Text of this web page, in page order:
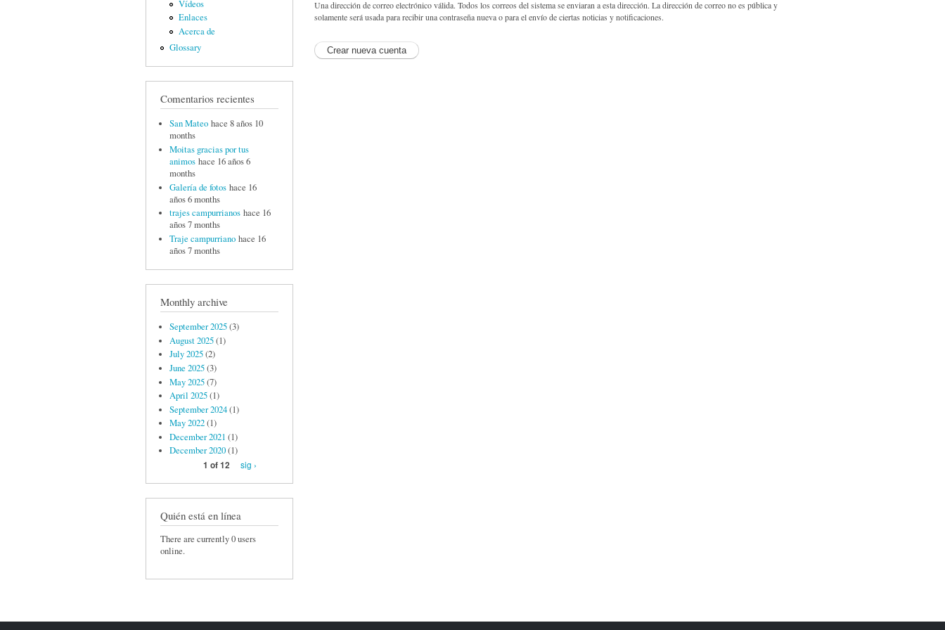
Vídeos
Enlaces
Acerca de
Glossary
Comentarios recientes
San Mateo hace 8 años 10
months
Moitas gracias por tus
animos hace 16 años 6
months
Galería de fotos hace 16
años 6 months
trajes campurrianos hace 16
años 7 months
Traje campurriano hace 16
años 7 months
Monthly archive
September 2025(3)
August 2025(1)
July 2025(2)
June 2025(3)
May 2025(7)
April 2025(1)
September 2024(1)
May 2022(1)
December 2021 (1)
December 2020(1)
1 of 12
sig ›
Quién está en línea
There are currently 0 users
online.
Una dirección de correo electrónico válida. Todos los correos del sistema se enviaran a esta dirección. La dirección de correo no es pública y
solamente será usada para recibir una contraseña nueva o para el envío de ciertas noticias y notificaciones.